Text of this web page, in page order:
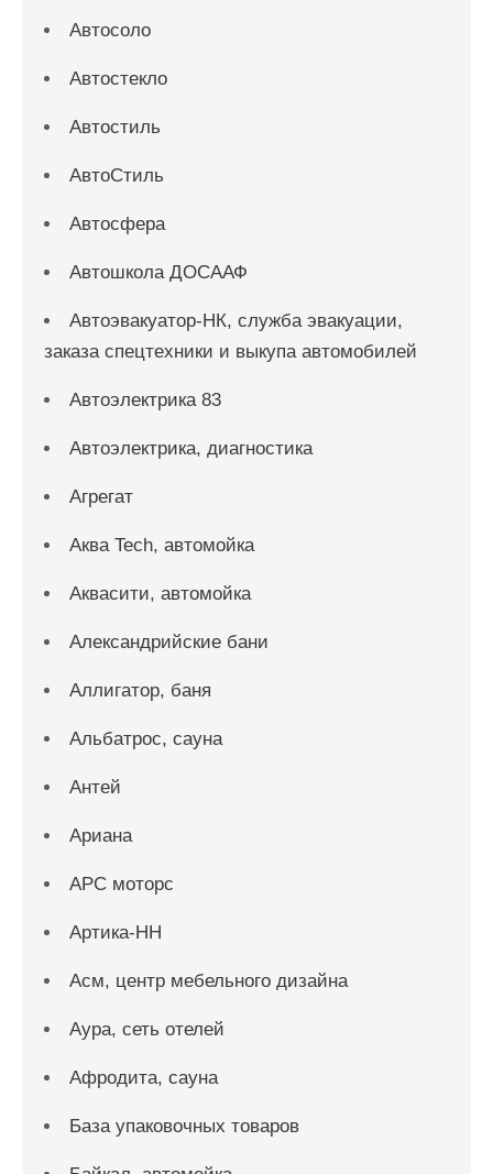
Автосоло
Автостекло
Автостиль
АвтоСтиль
Автосфера
Автошкола ДОСААФ
Автоэвакуатор-НК, служба эвакуации,
заказа спецтехники и выкупа автомобилей
Автоэлектрика 83
Автоэлектрика, диагностика
Агрегат
Аква Tech, автомойка
Аквасити, автомойка
Александрийские бани
Аллигатор, баня
Альбатрос, сауна
Антей
Ариана
АРС моторс
Артика-НН
Асм, центр мебельного дизайна
Аура, сеть отелей
Афродита, сауна
База упаковочных товаров